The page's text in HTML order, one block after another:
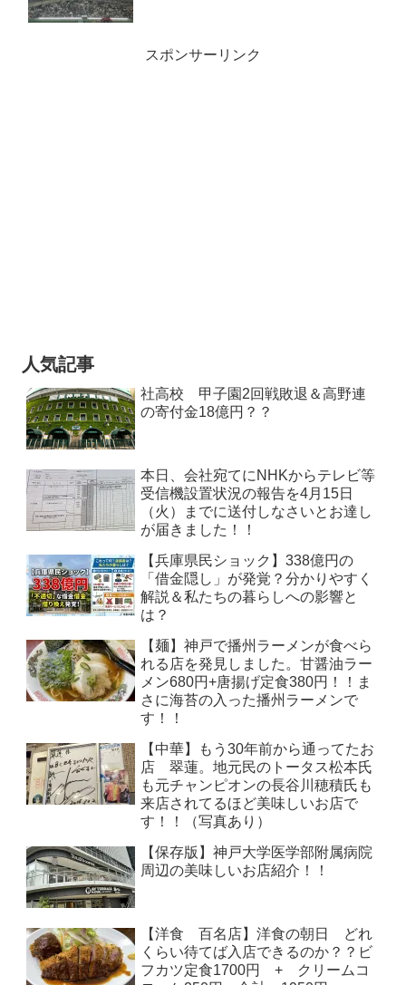
スポンサーリンク
人気記事
社高校 甲子園2回戦敗退＆高野連
の寄付金18億円？？
本日、会社宛てにNHKからテレビ等
受信機設置状況の報告を4月15日
（火）までに送付しなさいとお達し
が届きました！！
【兵庫県民ショック】338億円の
「借金隠し」が発覚？分かりやすく
解説＆私たちの暮らしへの影響と
は？
【麺】神戸で播州ラーメンが食べら
れる店を発見しました。甘醤油ラー
メン680円+唐揚げ定食380円！！ま
さに海苔の入った播州ラーメンで
す！！
【中華】もう30年前から通ってたお
店 翠蓮。地元民のトータス松本氏
も元チャンピオンの長谷川穂積氏も
来店されてるほど美味しいお店で
す！！（写真あり）
【保存版】神戸大学医学部附属病院
周辺の美味しいお店紹介！！
【洋食 百名店】洋食の朝日 どれ
くらい待てば入店できるのか？？ビ
フカツ定食1700円 + クリームコ